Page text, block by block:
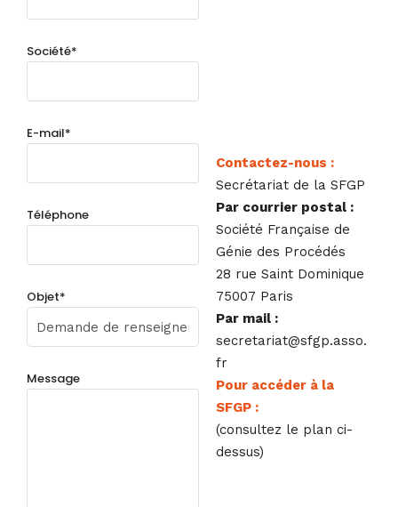
Société*
E-mail*
Téléphone
Objet*
Message
Contactez-nous :
Secrétariat de la SFGP
Par courrier postal :
Société Française de
Génie des Procédés
28 rue Saint Dominique
75007 Paris
Par mail :
secretariat@sfgp.asso.
fr
Pour accéder à la
SFGP :
(consultez le plan ci-
dessus)